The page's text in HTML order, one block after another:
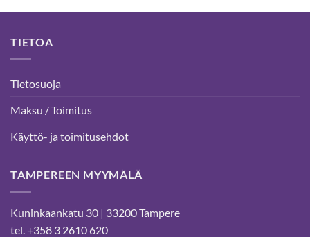
TIETOA
Tietosuoja
Maksu / Toimitus
Käyttö- ja toimitusehdot
TAMPEREEN MYYMÄLÄ
Kuninkaankatu 30 | 33200 Tampere
tel. +358 3 2610 620